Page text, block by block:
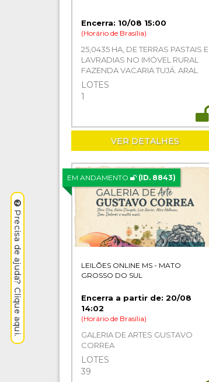
Encerra: 10/08 15:00
(Horário de Brasília)
25,0435 HA, DE TERRAS PASTAIS E
LAVRADIAS NO IMÓVEL RURAL
FAZENDA VACARIA TUJÁ, ARAL
MOREIRA, NESTA COMARCA DE
PONTA PORA-MS
LOTES
1
VER DETALHES
EM ANDAMENTO (ID. 8843)
LEILÕES ONLINE MS - MATO
GROSSO DO SUL
Encerra a partir de: 20/08
14:02
(Horário de Brasília)
GALERIA DE ARTES GUSTAVO
CORREA
LOTES
39
Precisa de ajuda? Clique aqui.